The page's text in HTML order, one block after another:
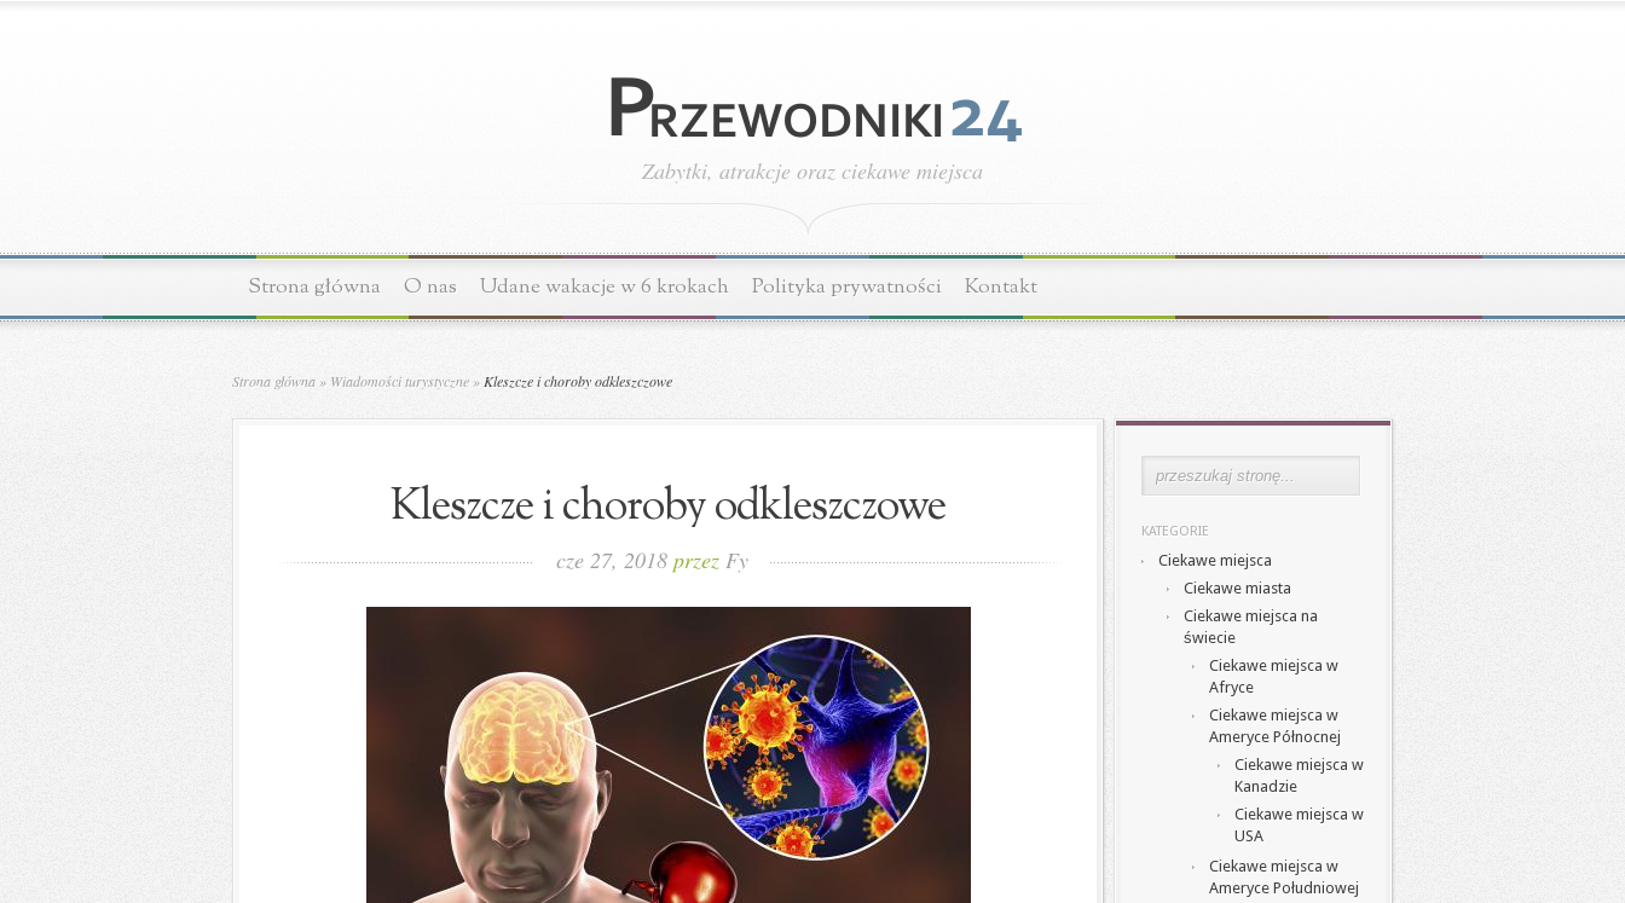
Zabytki, atrakcje oraz ciekawe miejsca
Strona główna O nas Udane wakacje w 6 krokach Polityka prywatności Kontakt
Strona główna » Wiadomości turystyczne » Kleszcze i choroby odkleszczowe
Kleszcze i choroby odkleszczowe
cze 27, 2018 przez Fy
KATEGORIE
Ciekawe miejsca
Ciekawe miasta
Ciekawe miejsca na
świecie
Ciekawe miejsca w
Afryce
Ciekawe miejsca w
Ameryce Północnej
Ciekawe miejsca w
Kanadzie
Ciekawe miejsca w
USA
Ciekawe miejsca w
Ameryce Południowej